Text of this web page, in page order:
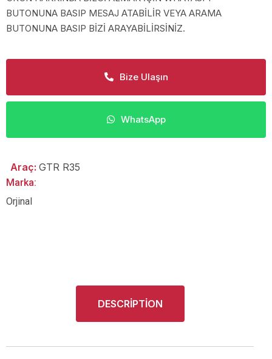
BUTONUNA BASIP MESAJ ATABİLİR VEYA ARAMA
BUTONUNA BASIP BİZİ ARAYABİLİRSİNİZ.
Bize Ulaşın
WhatsApp
Araç: GTR R35
Marka:
Orjinal
DESCRIPTION